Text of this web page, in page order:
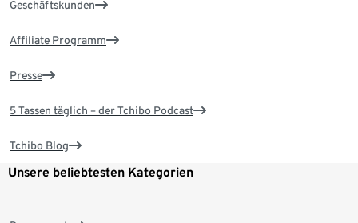
Geschäftskunden
Affiliate Programm
Presse
5 Tassen täglich – der Tchibo Podcast
Tchibo Blog
Unsere beliebtesten Kategorien